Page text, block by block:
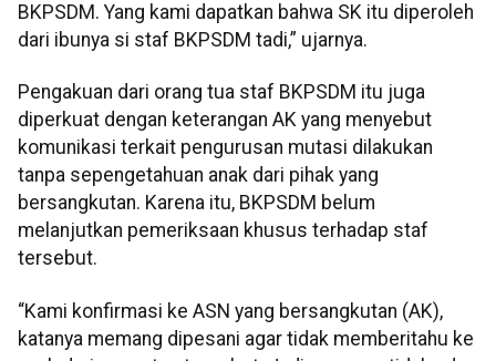
BKPSDM. Yang kami dapatkan bahwa SK itu diperoleh
dari ibunya si staf BKPSDM tadi,” ujarnya.
Pengakuan dari orang tua staf BKPSDM itu juga
diperkuat dengan keterangan AK yang menyebut
komunikasi terkait pengurusan mutasi dilakukan
tanpa sepengetahuan anak dari pihak yang
bersangkutan. Karena itu, BKPSDM belum
melanjutkan pemeriksaan khusus terhadap staf
tersebut.
“Kami konfirmasi ke ASN yang bersangkutan (AK),
katanya memang dipesani agar tidak memberitahu ke